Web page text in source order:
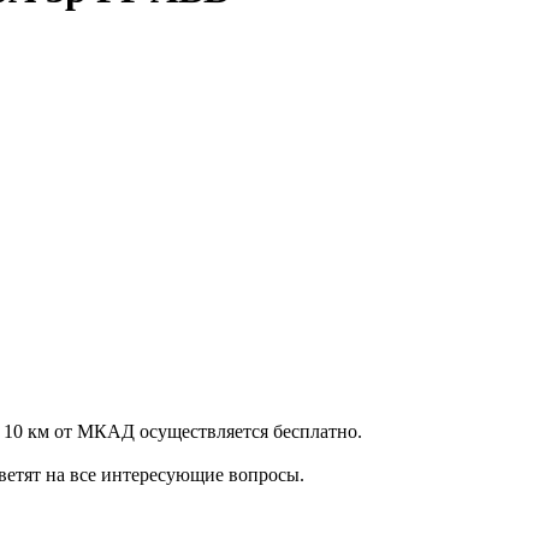
км от МКАД осуществляется бесплатно.
на все интересующие вопросы.